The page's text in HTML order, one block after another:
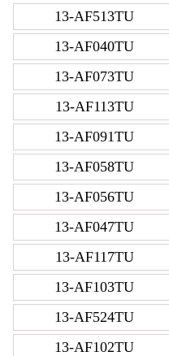
13-AF513TU
13-AF040TU
13-AF073TU
13-AF113TU
13-AF091TU
13-AF058TU
13-AF056TU
13-AF047TU
13-AF117TU
13-AF103TU
13-AF524TU
13-AF102TU